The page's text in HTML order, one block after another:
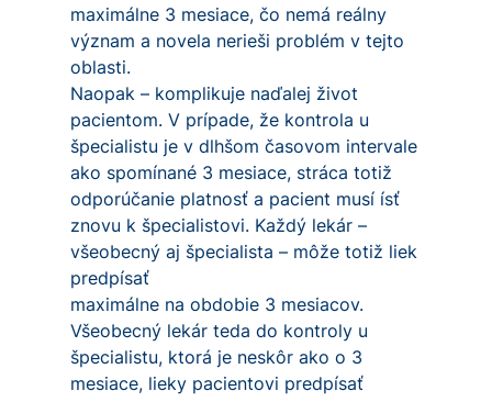
maximálne 3 mesiace, čo nemá reálny
význam a novela nerieši problém v tejto
oblasti.
Naopak – komplikuje naďalej život
pacientom. V prípade, že kontrola u
špecialistu je v dlhšom časovom intervale
ako spomínané 3 mesiace, stráca totiž
odporúčanie platnosť a pacient musí ísť
znovu k špecialistovi. Každý lekár –
všeobecný aj špecialista – môže totiž liek
predpísať
maximálne na obdobie 3 mesiacov.
Všeobecný lekár teda do kontroly u
špecialistu, ktorá je neskôr ako o 3
mesiace, lieky pacientovi predpísať